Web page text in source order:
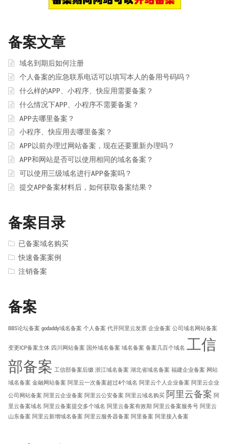
备案文章
域名到期后如何注册
个人备案的应急联系电话可以填写本人的备用号码吗？
什么样的APP、小程序、快应用需要备案？
什么情况下APP、小程序不需要备案？
APP去哪里备案？
小程序、快应用去哪里备案？
APP以前办理过网站备案，现在还要重新办理吗？
APP和网站是否可以使用相同的域名备案？
可以使用三级域名进行APP备案吗？
提交APP备案材料后，如何获取备案结果？
备案目录
已备案域名购买
快速备案案例
注销备案
备案
BBS论坛备案 godaddy域名备案 个人备案 代开阿里云发票 企业备案 公司域名网站备案
变更ICP备案主体 四川网站备案 国外域名备案 域名备案 备案几百个域名 工信
部备案 工信部备案后缀 浙江域名备案 湖北省域名备案 福建企业备案 网站
域名备案 金融网站备案 阿里云一次备案超过4个域名 阿里云个人企业备案 阿里云企业
公司网站备案 阿里云企业备案 阿里云公安备案 阿里云域名购买 阿里云备案 阿
里云备案域名 阿里云备案提交多个域名 阿里云备案有效期 阿里云备案服务号 阿里云
山东备案 阿里云新增域名备案 阿里云服务器备案 阿里备案 阿里接入备案